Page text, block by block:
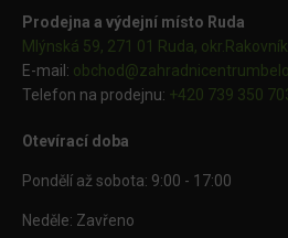
Prodejna a výdejní místo Ruda
Mlýnská 59, 271 01 Ruda, okr.Rakovník
E-mail: obchod@
Telefon na prodejnu: +420 739 350
Otevírací doba
Pondělí až sobota: 9:00 - 17:00
Neděle: Zavřeno